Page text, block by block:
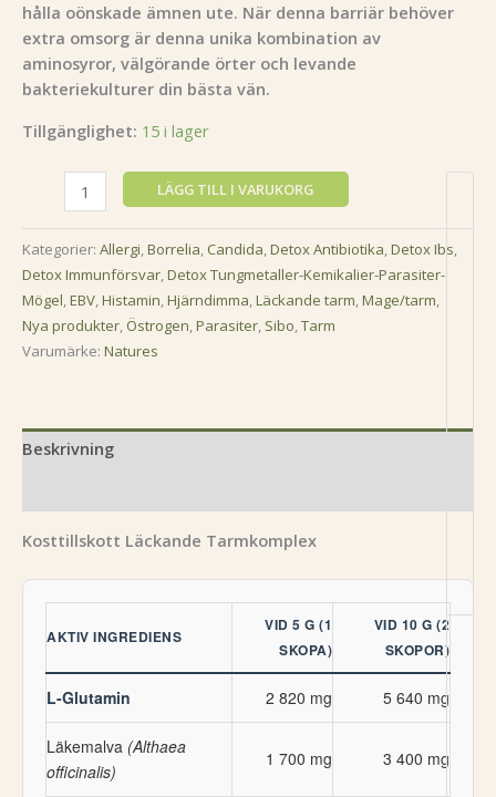
hålla oönskade ämnen ute. När denna barriär behöver
extra omsorg är denna unika kombination av
aminosyror, välgörande örter och levande
bakteriekulturer din bästa vän.
Tillgänglighet: 15 i lager
LÄGG TILL I VARUKORG
Kategorier: Allergi Borrelia Candida Detox Antibiotika Detox Ibs
Detox Immunförsvar Detox Tungmetaller-Kemikalier-Parasiter-
Mögel EBV Histamin Hjärndimma Läckande tarm Mage/tarm
Nya produkter Östrogen Parasiter Sibo Tarm
Varumärke: Natures
Beskrivning
Kosttillskott Läckande Tarmkomplex
AKTIV INGREDIENS
VID 5 G (1
SKOPA)
VID 10 G (2
SKOPOR)
L-Glutamin 2 820 mg 5 640 mg
Läkemalva (Althaea
officinalis)
1 700 mg 3 400 mg